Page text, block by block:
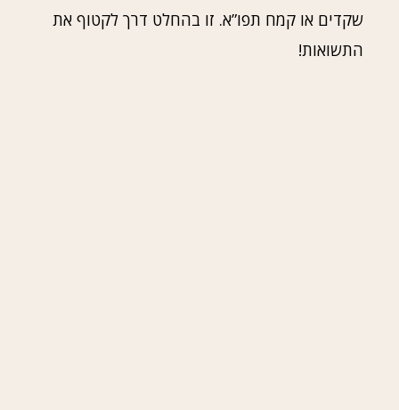
שקדים או קמח תפו”א. זו בהחלט דרך לקטוף את
התשואות!